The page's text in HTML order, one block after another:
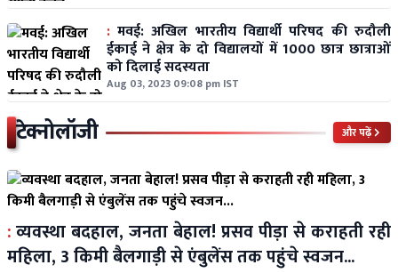
: मवई: अखिल भारतीय विद्यार्थी परिषद की रुदौली
ईकाई ने क्षेत्र के दो विद्यालयों में 1000 छात्र छात्राओं
को दिलाई सदस्यता
Aug 03, 2023 09:08 pm IST
टेक्नोलॉजी और पढ़ें
:व्यवस्था बदहाल, जनता बेहाल! प्रसव पीड़ा से कराहती रही
महिला, 3 किमी बैलगाड़ी से एंबुलेंस तक पहुंचे स्वजन...